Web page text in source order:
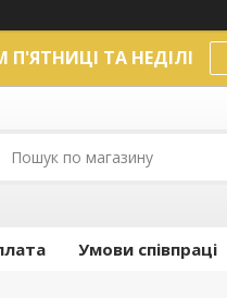
П'ЯТНИЦІ ТА НЕДІЛІ
Умови співпраці